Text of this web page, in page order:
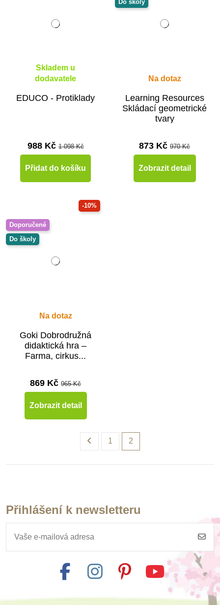
Skladem u
dodavatele
EDUCO - Protiklady
988 Kč1 098 Kč
Přidat do košíku
Do školy
Na dotaz
Learning Resources
Skládací geometrické
tvary
873 Kč 970 Kč
Zobrazit detail
-10%
Doporučené
Do školy
Na dotaz
Goki Dobrodružná
didaktická hra –
Farma, cirkus...
869 Kč 965 Kč
Zobrazit detail
1 2
Přihlášení k newsletteru